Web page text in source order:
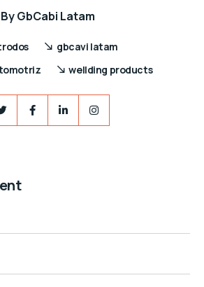
ByGbCabi Latam
gbcavi latam
wellding products